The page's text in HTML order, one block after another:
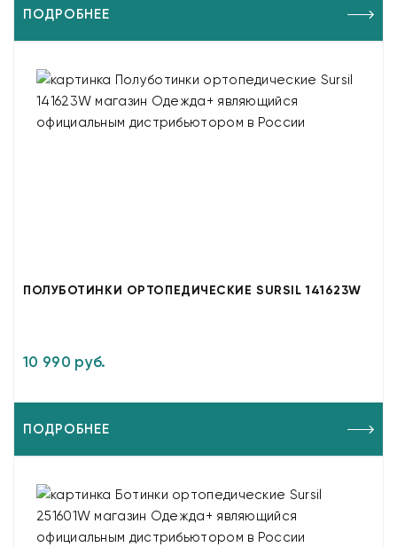
ПОДРОБНЕЕ
ПОЛУБОТИНКИ ОРТОПЕДИЧЕСКИЕ SURSIL 141623W
10 990 руб.
ПОДРОБНЕЕ